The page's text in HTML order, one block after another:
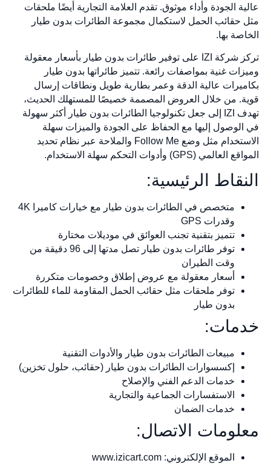
عالية الجودة وأداء موثوق. تقدم العلامة التجارية أيضًا ملحقات
مثل حقائب الحمل لاستكمال مجموعة الطائرات بدون طيار
الخاصة بها.
تركز شركة IZI على توفير طائرات بدون طيار بأسعار معقولة
وميزات غنية بمواصفات رائعة. تتميز طائراتها بدون طيار
بكاميرات عالية الدقة وعمر بطارية طويل ونطاقات إرسال
قوية. من خلال العروض المصممة خصيصًا للمستهلك الحديث،
تهدف IZI إلى جعل تكنولوجيا الطائرات بدون طيار أكثر سهولة
في الوصول إليها مع الحفاظ على الجودة والميزات سهلة
الاستخدام مثل وضع Follow Me والملاحة عبر نظام تحديد
المواقع العالمي (GPS) وأدوات التحكم سهلة الاستخدام.
النقاط الرئيسية:
متخصص في الطائرات بدون طيار مع خيارات كاميرا 4K
وقدرات GPS
تتميز بتقنية تجنب العوائق في موديلات مختارة
توفر طائرات بدون طيار تصل مدتها إلى 96 دقيقة من
وقت الطيران
أسعار معقولة مع عروض إطلاق وخصومات متكررة
توفر ملحقات مثل حقائب الحمل المقاومة للماء للطائرات
بدون طيار
خدمات:
مبيعات الطائرات بدون طيار والأدوات التقنية
إكسسوارات الطائرات بدون طيار (حقائب، حلول تخزين)
خدمات الدعم الفني والإصلاح
الاستفسارات الجماعية والتجارية
خدمات الضمان
معلومات الاتصال:
الموقع الإلكتروني: www.izicart.com